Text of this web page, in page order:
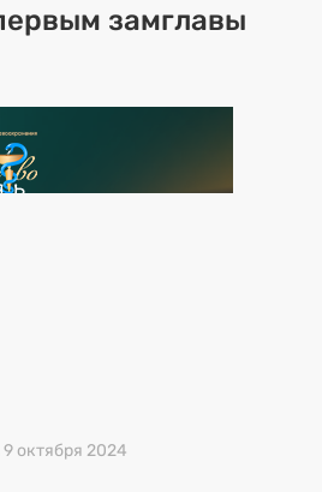
Статьи
BORЩ
исцелять
замглавы
октября 2024